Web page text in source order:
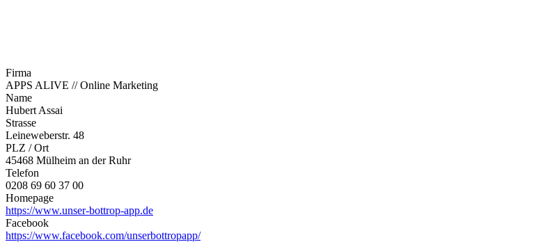
Firma
APPS ALIVE // Online Marketing
Name
Hubert Assai
Strasse
Leineweberstr. 48
PLZ / Ort
45468 Mülheim an der Ruhr
Telefon
0208 69 60 37 00
Homepage
https://www.unser-bottrop-app.de
Facebook
https://www.facebook.com/unserbottropapp/